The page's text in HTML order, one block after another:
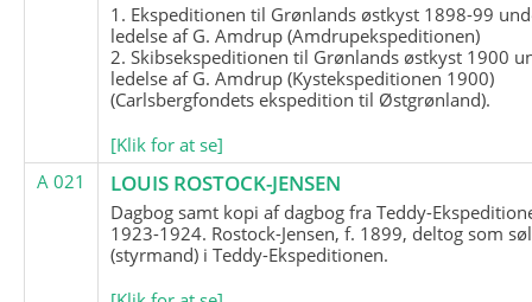
1. Ekspeditionen til Grønlands østkyst 1898-99
ledelse af G. Amdrup (Amdrupekspeditionen)
2. Skibsekspeditionen til Grønlands østkyst 1900
ledelse af G. Amdrup (Kystekspeditionen 1900)
(Carlsbergfondets ekspedition til Østgrønland).
[Klik for at se]
A 021
LOUIS ROSTOCK-JENSEN
Dagbog samt kopi af dagbog fra Teddy-
1923-1924. Rostock-Jensen, f. 1899, deltog som
(styrmand) i Teddy-Ekspeditionen.